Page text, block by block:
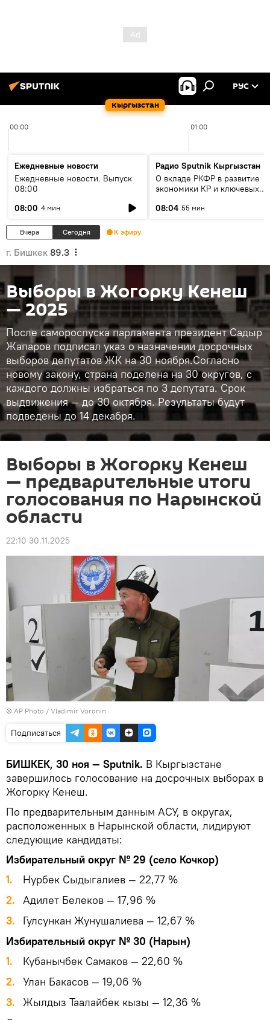
Кыргызстан
РУС
00:00 01:00
Ежедневные новости
Ежедневные новости. Выпуск
08:00
08:00 4 мин
Радио Sputnik Кыргызстан
О вкладе РКФР в развитие
экономики КР и ключевых
08:04 55 мин
Вчера Сегодня К эфиру
г. Бишкек 89.3
Выборы в Жогорку Кенеш
— 2025
После самороспуска парламента президент Садыр
Жапаров подписал указ о назначении досрочных
выборов депутатов ЖК на 30 ноября.Согласно
новому закону, страна поделена на 30 округов, с
каждого должны избраться по 3 депутата. Срок
выдвижения — до 30 октября. Результаты будут
подведены до 14 декабря.
Выборы в Жогорку Кенеш
— предварительные итоги
голосования по Нарынской
области
22:10 30.11.2025
© AP Photo / Vladimir Voronin
Подписаться
БИШКЕК, 30 ноя — Sputnik. В Кыргызстане
завершилось голосование на досрочных выборах в
Жогорку Кенеш.
По предварительным данным АСУ, в округах,
расположенных в Нарынской области, лидируют
следующие кандидаты:
Избирательный округ № 29 (село Кочкор)
1.
Нурбек Сыдыгалиев — 22,77 %
2.
Адилет Белеков — 17,96 %
3.
Гулсункан Жунушалиева — 12,67 %
Избирательный округ № 30 (Нарын)
1.
Кубанычбек Самаков — 22,60 %
2.
Улан Бакасов — 19,06 %
3.
Жылдыз Таалайбек кызы — 12,36 %